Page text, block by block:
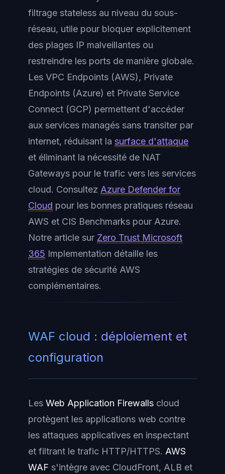
filtrage stateless au niveau du sous-
réseau, utile pour bloquer explicitement
des plages IP malveillantes ou
restreindre les ports de manière globale.
Les VPC Endpoints (AWS), Private
Endpoints (Azure) et Private Service
Connect (GCP) permettent d'accéder
aux services managés sans transiter par
internet, réduisant la surface d'attaque
et éliminant la nécessité de NAT
Gateways pour le trafic vers les services
cloud. Consultez Azure Defender for
Cloud pour les bonnes pratiques réseau
AWS et CIS Benchmarks pour Azure.
Notre article sur Zero Trust Microsoft
365 Implementation détaille les
stratégies de sécurité AWS
complémentaires.
WAF cloud : déploiement et
configuration
Les Web Application Firewalls cloud
protègent les applications web contre
les attaques applicatives en inspectant
et filtrant le trafic HTTP/HTTPS. AWS
WAF s'intègre avec CloudFront, ALB et